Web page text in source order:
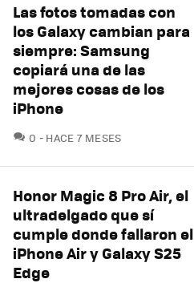
Las fotos tomadas con
los Galaxy cambian para
siempre: Samsung
copiará una de las
mejores cosas de los
iPhone
0 COMENTARIOS
HACE 7 MESES
Honor Magic 8 Pro Air, el
ultradelgado que sí
cumple donde fallaron el
iPhone Air y Galaxy S25
Edge